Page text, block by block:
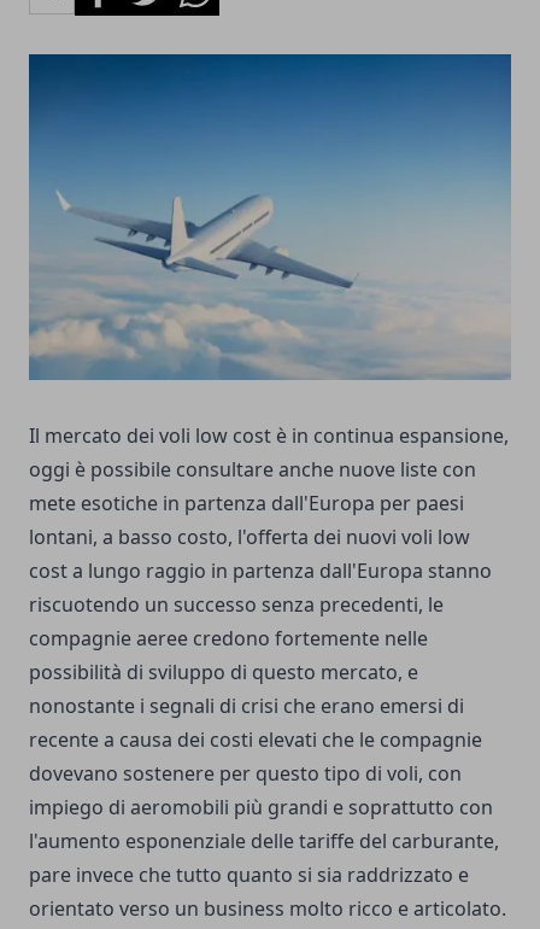
Il mercato dei voli low cost è in continua espansione,
oggi è possibile consultare anche nuove liste con
mete esotiche in partenza dall'Europa per paesi
lontani, a basso costo, l'offerta dei nuovi voli low
cost a lungo raggio in partenza dall'Europa stanno
riscuotendo un successo senza precedenti, le
compagnie aeree credono fortemente nelle
possibilità di sviluppo di questo mercato, e
nonostante i segnali di crisi che erano emersi di
recente a causa dei costi elevati che le compagnie
dovevano sostenere per questo tipo di voli, con
impiego di aeromobili più grandi e soprattutto con
l'aumento esponenziale delle tariffe del carburante,
pare invece che tutto quanto si sia raddrizzato e
orientato verso un business molto ricco e articolato.